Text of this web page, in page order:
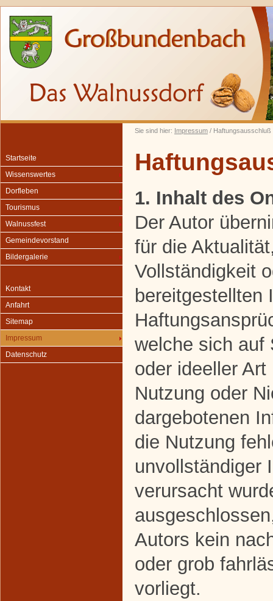
Sie sind hier: Impressum / Haftungsausschluß
Startseite
Wissenswertes
Dorfleben
Tourismus
Walnussfest
Gemeindevorstand
Bildergalerie
Kontakt
Anfahrt
Sitemap
Impressum
Datenschutz
1. Inhalt des
Der Autor
für die
Vollständigkeit
bereitgestellten
welche sich auf
oder ideeller
Nutzung oder
dargebotenen
die Nutzung
unvollständiger
verursacht
Autors kein
oder grob
vorliegt.